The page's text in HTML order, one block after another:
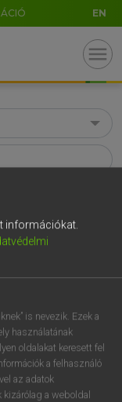
EN
menu
információkat.
is nevezik. Ezek a
használatának
oldalakat keresett fel
a felhasználó
az adatok
a weboldal
p
ű Ω
AltGr